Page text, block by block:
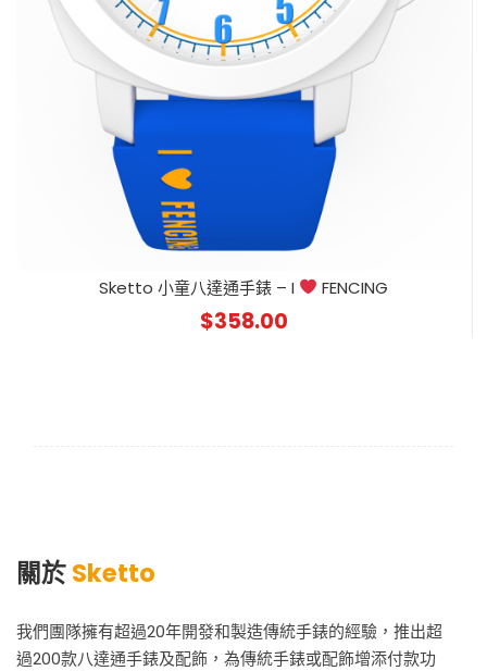
Sketto 小童八達通手錶 – I FENCING
$358.00
關於Sketto
我們團隊擁有超過20年開發和製造傳統手錶的經驗，推出超
過200款八達通手錶及配飾，為傳統手錶或配飾增添付款功